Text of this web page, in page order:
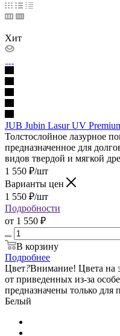
Хит
JUB Jubin Lasur UV
Толстослойное лазурное
предназначенное для
видов твердой и мягкой
1 550 ₽/шт
Варианты цен
1 550 ₽/шт
Подробности
от 1 550 ₽
В корзину
Подробнее
Цвет?Внимание! Цвета на
от приведенных из-за
предназначены только для
Белый